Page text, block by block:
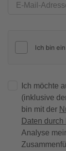
E-Mail-
Ich möchte
(inklusive
bin mit der
Daten durch
Analyse